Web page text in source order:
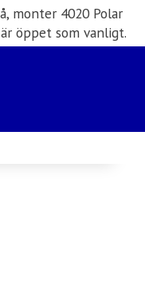
monter 4020 Polar
öppet som vanligt.